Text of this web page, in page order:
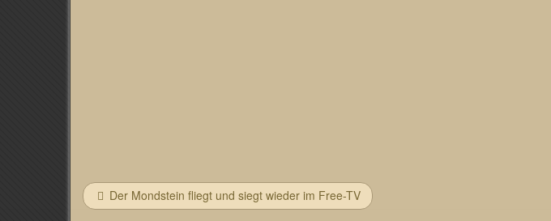
Der Mondstein fliegt und siegt wieder im Free-TV